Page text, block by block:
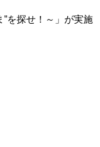
”を探せ！～」が実施